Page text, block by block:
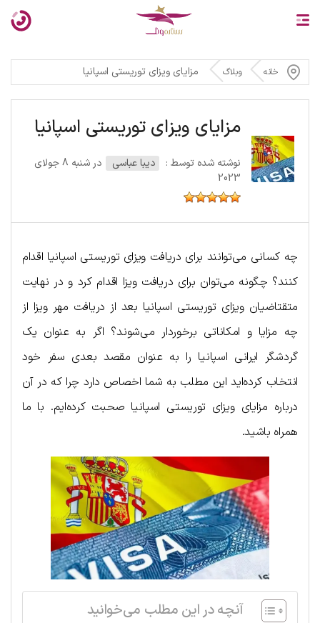
خانه وبلاگ مزایای ویزای توریستی اسپانیا
مزایای ویزای توریستی اسپانیا
نوشته شده توسط : دیبا عباسی
در شنبه 8 جولای
2023
چه کسانی می‌توانند برای دریافت ویزای توریستی اسپانیا اقدام
کنند؟ چگونه می‌توان برای دریافت ویزا اقدام کرد و در نهایت
متقتاضیان ویزای توریستی اسپانیا بعد از دریافت مهر ویزا از
چه مزایا و امکاناتی برخوردار می‌شوند؟ اگر به عنوان یک
گردشگر ایرانی اسپانیا را به عنوان مقصد بعدی سفر خود
انتخاب کرده‌اید این مطلب به شما اخصاص دارد چرا که در آن
درباره مزایای ویزای توریستی اسپانیا صحبت کرده‌ایم. با ما
همراه باشید.
آنچه در این مطلب می‌خوانید